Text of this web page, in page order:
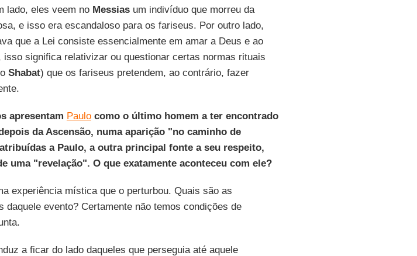
lado, eles veem no Messiasum indivíduo que morreu da
e isso era escandaloso para os fariseus. Por outro lado,
que a Lei consiste essencialmente em amar a Deus e ao
isso significa relativizar ou questionar certas normas rituais
Shabat) que os fariseus pretendem, ao contrário, fazer
apresentam Paulocomo o último homem a ter encontrado
da Ascensão, numa aparição "no caminho de
a Paulo, a outra principal fonte a seu respeito,
uma "revelação". O que exatamente aconteceu com ele?
experiência mística que o perturbou. Quais são as
daquele evento? Certamente não temos condições de
a ficar do lado daqueles que perseguia até aquele